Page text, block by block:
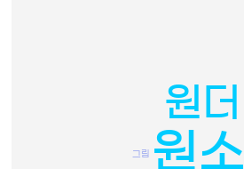
원소
원더
그림